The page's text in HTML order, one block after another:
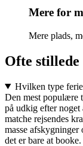
Mere for
Mere plads,
Ofte stillede
Hvilken type
Den mest populære
på udkig efter
matche rejsendes
masse afskygninger
det er bare at booke.